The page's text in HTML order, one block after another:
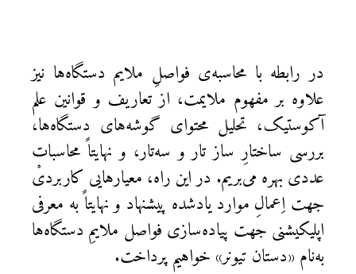
در رابطه با محاسبه‌ی فواصلِ ملایم دستگاه‌ها نیز
علاوه بر مفهوم ملایمت، از تعاریف و قوانین علم
آکوستیک، تحلیل محتوای گوشه‌های دستگاه‌ها،
بررسی ساختارِ ساز تار و سه‌تار، و نهایتاً محاسبات
عددی بهره می‌بریم. در این راه، معیارهایی کاربردیْ
جهت اِعمالِ موارد یادشده پیشنهاد و نهایتاً به معرفی
اپلیکیشنی جهت پیاده‌سازی فواصل ملایمِ دستگاه‌ها
به‌نام «دستان تیونر» خواهیم پرداخت.